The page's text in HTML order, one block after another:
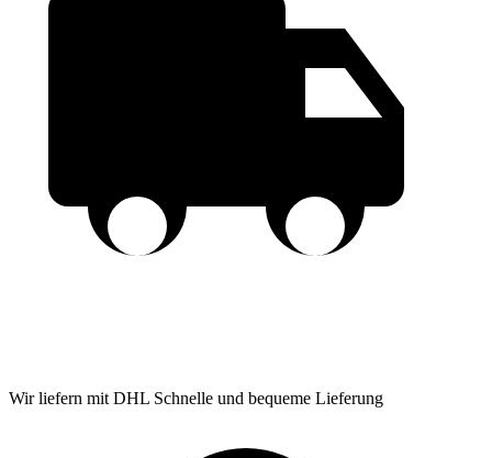
Wir liefern mit DHL Schnelle und bequeme Lieferung